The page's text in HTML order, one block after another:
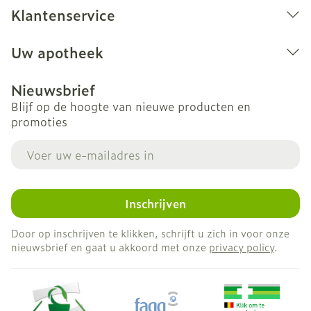
Klantenservice
Uw apotheek
Nieuwsbrief
Blijf op de hoogte van nieuwe producten en
promoties
Inschrijven
Door op inschrijven te klikken, schrijft u zich in voor onze
nieuwsbrief en gaat u akkoord met onze privacy policy.